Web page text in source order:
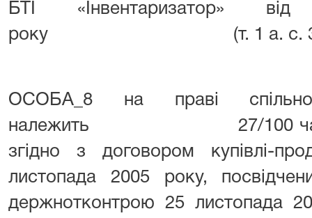
БТІ «Інвентаризатор»
року (т. 1 а. с. 302; т.
ОСОБА_8 на праві
належить 27/100
згідно з договором купівлі-
листопада 2005 року,
держнотконтрою 25